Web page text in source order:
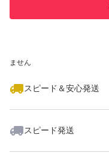
ません
スピード＆安心発送
スピード発送